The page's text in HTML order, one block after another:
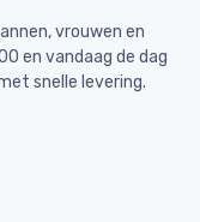
vrouwen en
en vandaag de dag
snelle levering.